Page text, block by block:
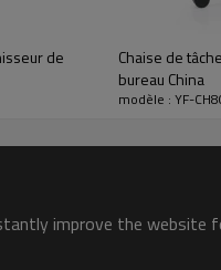
de
Chaise de
bureau China
modèle : YF-
improve the website